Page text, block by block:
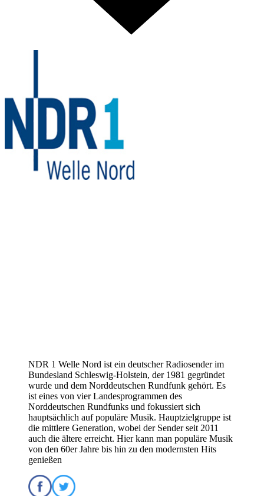
NDR 1 Welle Nord ist ein deutscher Radiosender im
Bundesland Schleswig-Holstein, der 1981 gegründet
wurde und dem Norddeutschen Rundfunk gehört. Es
ist eines von vier Landesprogrammen des
Norddeutschen Rundfunks und fokussiert sich
hauptsächlich auf populäre Musik. Hauptzielgruppe ist
die mittlere Generation, wobei der Sender seit 2011
auch die ältere erreicht. Hier kann man populäre Musik
von den 60er Jahre bis hin zu den modernsten Hits
genießen